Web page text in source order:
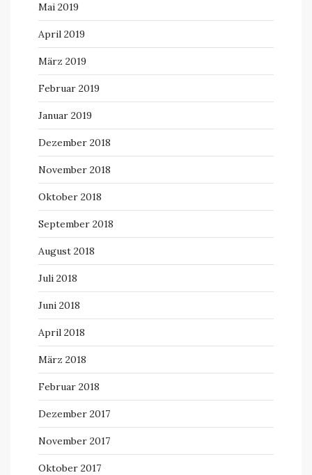
Mai 2019
April 2019
März 2019
Februar 2019
Januar 2019
Dezember 2018
November 2018
Oktober 2018
September 2018
August 2018
Juli 2018
Juni 2018
April 2018
März 2018
Februar 2018
Dezember 2017
November 2017
Oktober 2017